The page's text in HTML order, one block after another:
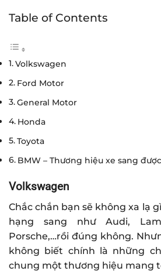
Table of Contents
Volkswagen
Ford Motor
General Motor
Honda
Toyota
BMW – Thương hiệu xe sang
Volkswagen
Chắc chắn bạn sẽ không xa lạ
hạng sang như Audi,
Porsche,…rồi đúng không.
không biết chính là những
chung một thương hiệu mang